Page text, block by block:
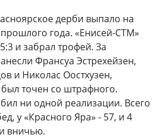
дерби выпало на
года. «Енисей-СТМ»
и забрал трофей. За
Франсуа Эстрехейзен,
и Николас Оостхузен,
точен со штрафного.
ни одной реализации. Всего
у «Красного Яра» - 57, и 4
вничью.